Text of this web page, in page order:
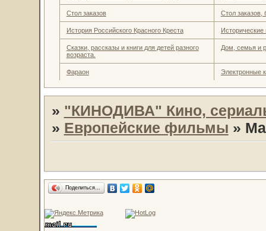
Стол заказов Стол заказов,
История Российского Красного Креста
Сказки, рассказы и книги для детей разного
возраста.
Дом, семья и
Фараон Электронные
» "КИНОДИВА" Кино,
» Европейские фильмы »
Поделиться…